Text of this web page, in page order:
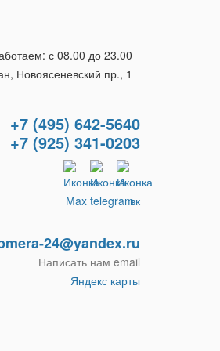
с 08.00 до 23.00
Новоясеневский пр., 1
+7 (495) 642-5640
+7 (925) 341-0203
24@yandex.ru
Написать нам email